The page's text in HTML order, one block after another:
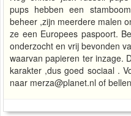
pups hebben een
beheer ,zijn meerdere malen
ze een Europees paspoort.
onderzocht en vrij bevonden
waarvan papieren ter inzage.
karakter ,dus goed sociaal .
naar merza@planet.nl of